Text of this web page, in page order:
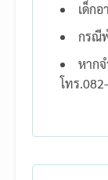
เด็ก
กรณี
หาก
โทร